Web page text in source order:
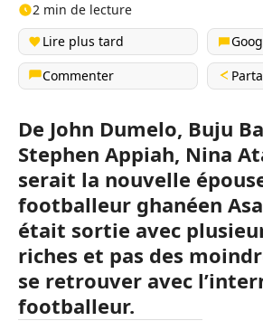
2 min de lecture
Lire plus tard
Commenter
De John Dumelo, Buju
Stephen Appiah, Nina
serait la nouvelle
footballeur ghanéen
était sortie avec
riches et pas des
se retrouver avec
footballeur.